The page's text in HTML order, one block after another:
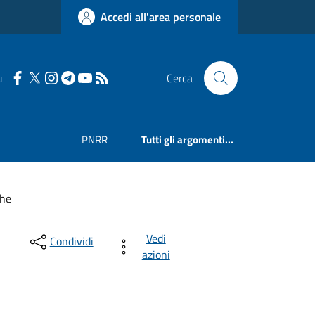
Accedi all'area personale
Cerca
PNRR Tutti gli argomenti...
Condividi
Vedi
azioni